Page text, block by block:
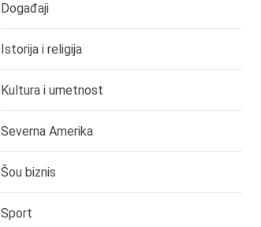
Događaji
Istorija i religija
Kultura i umetnost
Severna Amerika
Šou biznis
Sport